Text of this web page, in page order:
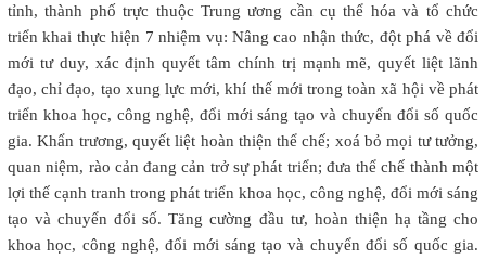
tỉnh, thành phố trực thuộc Trung ương cần cụ thể hóa và tổ chức
triển khai thực hiện 7 nhiệm vụ: Nâng cao nhận thức, đột phá về đổi
mới tư duy, xác định quyết tâm chính trị mạnh mẽ, quyết liệt lãnh
đạo, chỉ đạo, tạo xung lực mới, khí thế mới trong toàn xã hội về phát
triển khoa học, công nghệ, đổi mới sáng tạo và chuyển đổi số quốc
gia. Khẩn trương, quyết liệt hoàn thiện thể chế; xoá bỏ mọi tư tưởng,
quan niệm, rào cản đang cản trở sự phát triển; đưa thể chế thành một
lợi thế cạnh tranh trong phát triển khoa học, công nghệ, đổi mới sáng
tạo và chuyển đổi số. Tăng cường đầu tư, hoàn thiện hạ tầng cho
khoa học, công nghệ, đổi mới sáng tạo và chuyển đổi số quốc gia.